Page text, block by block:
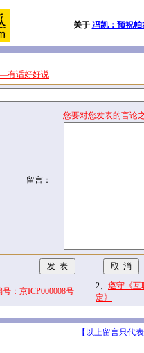
关于 冯凯：预祝帕
有话好好说
留言：
您要对您发表的言论
：京ICP000008号
2、 遵守《互
定》
【以上留言只代